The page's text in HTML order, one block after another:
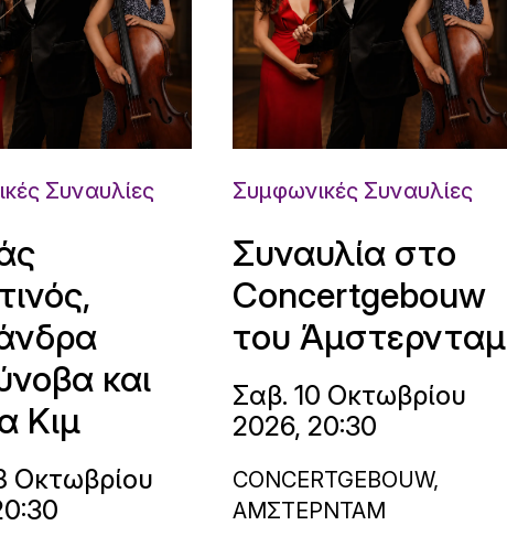
Συναυλίες
και
Κιμ
Οκτωβρίου
Συμφωνικές Συναυλίες
Συναυλία στο
Concertgebouw
του Άμστερνταμ
Σαβ. 10 Οκτωβρίου
2026, 20:30
CONCERTGEBOUW,
ΑΜΣΤΕΡΝΤΑΜ